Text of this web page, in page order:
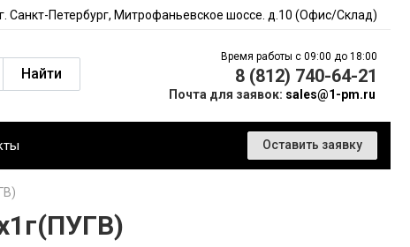
г. Санкт-Петербург, Митрофаньевское шоссе. д.10 (Офис/Склад)
Найти
Время работы с 09:00 до 18:00
8 (812) 740-64-21
Почта для заявок: sales@1-pm.ru
Оставить заявку